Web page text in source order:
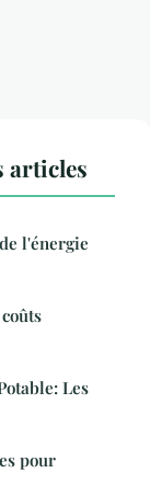
articles
l'énergie
Les
pour